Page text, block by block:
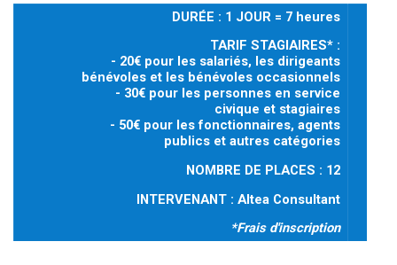
DURÉE : 1 JOUR = 7 heures
TARIF STAGIAIRES* :
- 20€ pour les salariés, les dirigeants
bénévoles et les bénévoles occasionnels
- 30€ pour les personnes en service
civique et stagiaires
- 50€ pour les fonctionnaires, agents
publics et autres catégories
NOMBRE DE PLACES : 12
INTERVENANT : Altea Consultant
*Frais d'inscription